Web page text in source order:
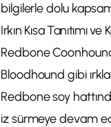
bilgilerle dolu
Irkın Kısa Tanıtımı ve
Redbone
Bloodhound gibi
Redbone soy
iz sürmeye devam